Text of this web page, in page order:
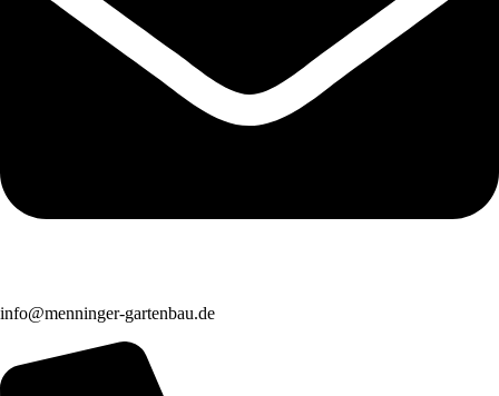
info@menninger-gartenbau.de